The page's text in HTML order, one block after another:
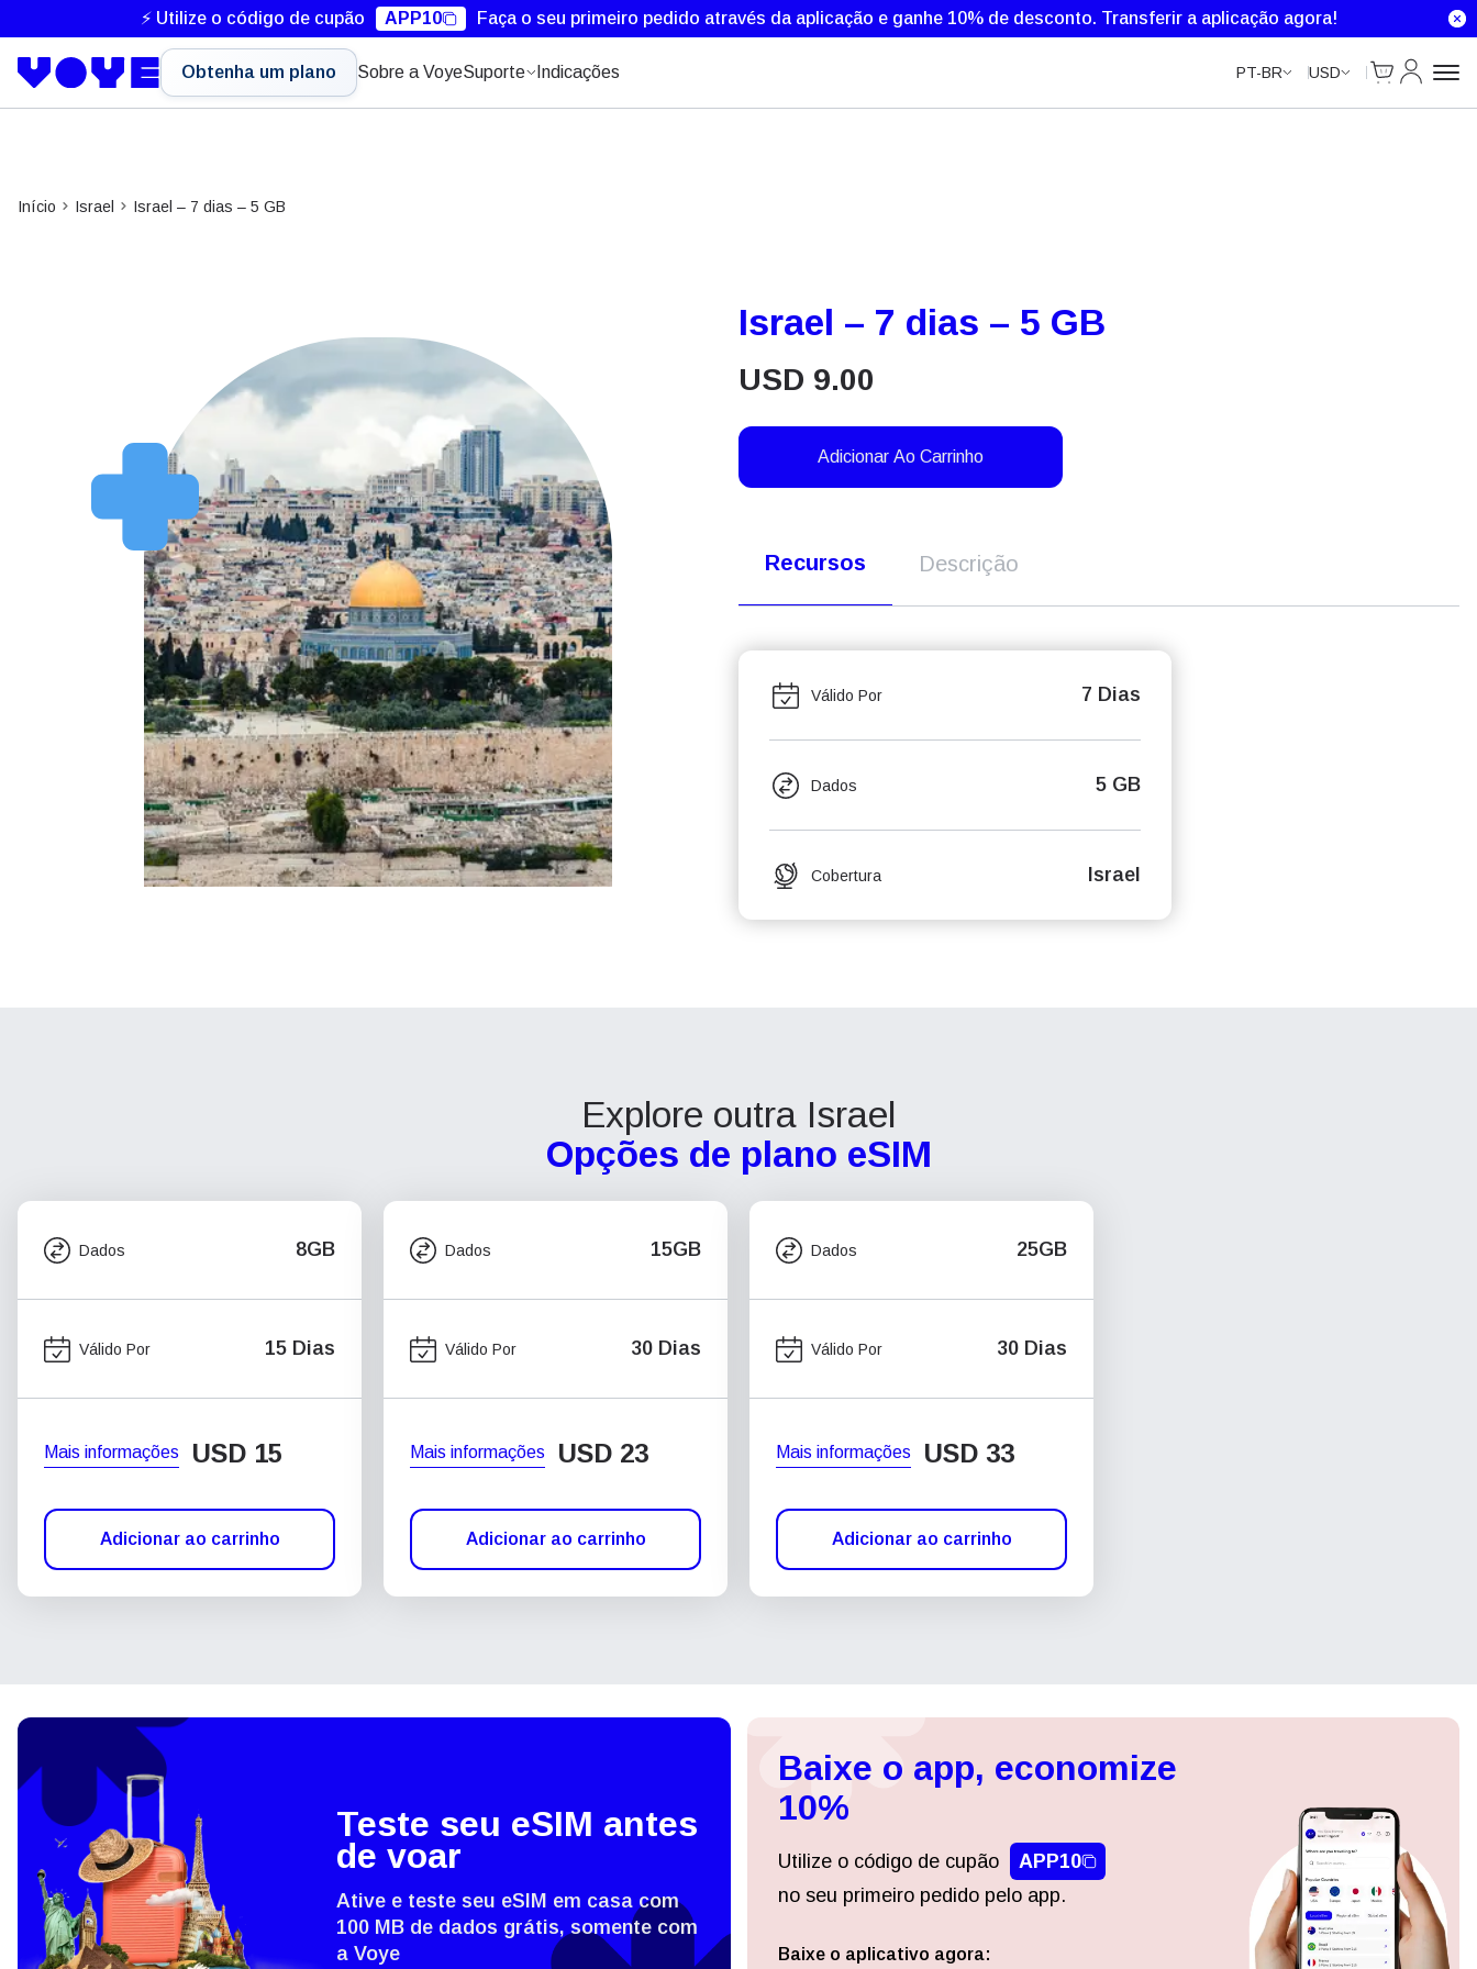
⚡ Utilize o código de cupão APP10 Faça o seu primeiro pedido através da aplicação e ganhe 10% de desconto. Transferir a aplicação agora!
Obtenha um plano Sobre a VoyeSuporte Indicações PT-BR USD
Cart
Minha
Início Israel Israel – 7 dias – 5 GB
Israel – 7 dias – 5 GB
USD 9.00
Adicionar Ao Carrinho
Recursos Descrição
Válido Por 7 Dias
Dados 5 GB
Cobertura Israel
Explore outra Israel
Opções de plano eSIM
Dados 8GB
Válido Por 15 Dias
Mais informações USD 15
Adicionar ao carrinho
Dados 15GB
Válido Por 30 Dias
Mais informações USD 23
Adicionar ao carrinho
Dados 25GB
Válido Por 30 Dias
Mais informações USD 33
Adicionar ao carrinho
Teste seu eSIM antes
de voar
Ative e teste seu eSIM em casa com
100 MB de dados grátis, somente com
a Voye
Baixe o app, economize
10%
Utilize o código de cupão
APP10
no seu primeiro pedido pelo app.
Baixe o aplicativo agora:
Entrar ou criar conta